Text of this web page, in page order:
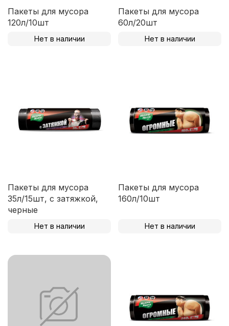
Пакеты для мусора
120л/10шт
Нет в наличии
Пакеты для мусора
60л/20шт
Нет в наличии
Пакеты для мусора
35л/15шт, с затяжкой,
черные
Нет в наличии
Пакеты для мусора
160л/10шт
Нет в наличии